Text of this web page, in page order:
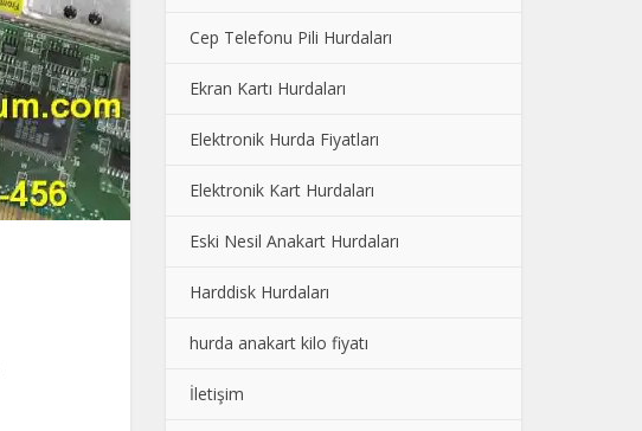
Cep Telefonu Pili Hurdaları
Ekran Kartı Hurdaları
Elektronik Hurda Fiyatları
Elektronik Kart Hurdaları
Eski Nesil Anakart Hurdaları
Harddisk Hurdaları
hurda anakart kilo fiyatı
İletişim